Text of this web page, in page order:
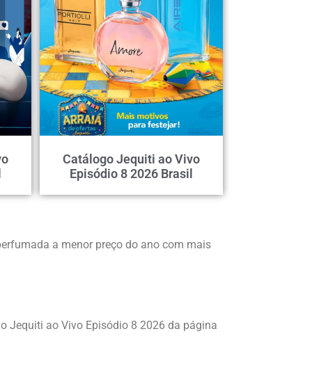
Catálogo Jequiti ao Vivo
Episódio 8 2026 Brasil
a menor preço do ano com mais
Jequiti ao Vivo Episódio 8 2026 da página